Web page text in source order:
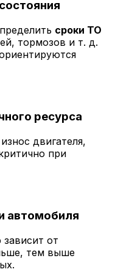
сроки ТО
тормозов и т. д.
ресурса
двигателя,
при
автомобиля
от
тем выше